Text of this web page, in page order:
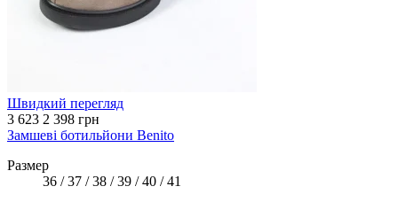
Швидкий перегляд
3 623 2 398 грн
Замшеві ботильйони Benito
Размер
36 / 37 / 38 / 39 / 40 / 41